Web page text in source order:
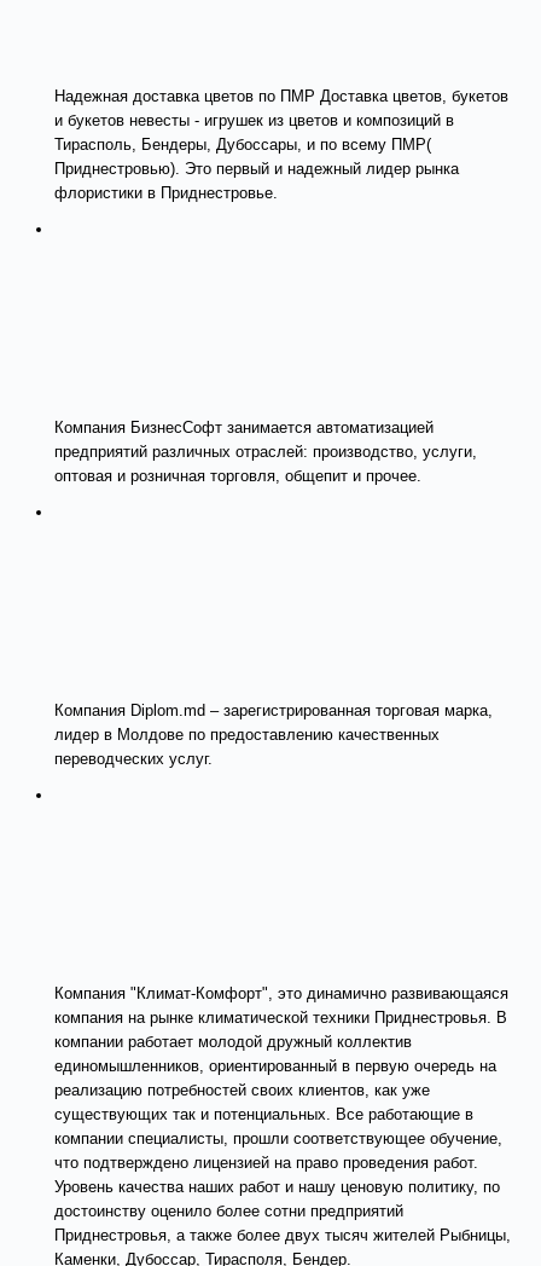
Надежная доставка цветов по ПМР Доставка цветов, букетов
и букетов невесты - игрушек из цветов и композиций в
Тирасполь, Бендеры, Дубоссары, и по всему ПМР(
Приднестровью). Это первый и надежный лидер рынка
флористики в Приднестровье.
Компания БизнесСофт занимается автоматизацией
предприятий различных отраслей: производство, услуги,
оптовая и розничная торговля, общепит и прочее.
Компания Diplom.md – зарегистрированная торговая марка,
лидер в Молдове по предоставлению качественных
переводческих услуг.
Компания "Климат-Комфорт", это динамично развивающаяся
компания на рынке климатической техники Приднестровья. В
компании работает молодой дружный коллектив
единомышленников, ориентированный в первую очередь на
реализацию потребностей своих клиентов, как уже
существующих так и потенциальных. Все работающие в
компании специалисты, прошли соответствующее обучение,
что подтверждено лицензией на право проведения работ.
Уровень качества наших работ и нашу ценовую политику, по
достоинству оценило более сотни предприятий
Приднестровья, а также более двух тысяч жителей Рыбницы,
Каменки, Дубоссар, Тирасполя, Бендер.